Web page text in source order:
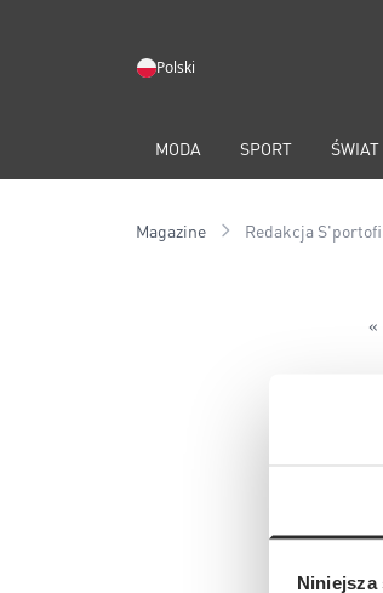
Polski
MODA SPORT
Magazine Redakcja
«